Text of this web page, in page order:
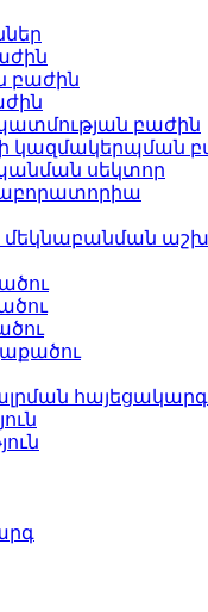
բաժին
բաժին
կազմակերպման
սեկտոր
մեկնաբանման
հայեցակարգ